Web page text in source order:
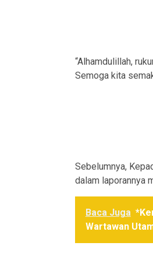
“Alhamdulillah,
Semoga kita
Sebelumnya,
dalam laporannya
Baca Juga
Wartawan